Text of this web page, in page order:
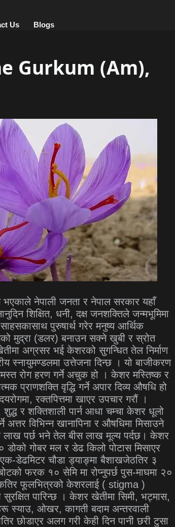
Us Blogs
Gurkum (Am),
नेपाली जनता र नेपाल सरकार यहाँ
शिक्षित, धनी, दक्ष जनशक्तिले जन्मभूमिमा
पुरुषार्थ गरेर मनुष्य आर्थिक
मुद्रा (डलर) बनाउन सक्ने खुबी र स्रोत
अग्रसर भई केशरको सुगन्धित तेल निर्माण
स्नायुमण्डलमा उत्तेजना दिन्छ । यो बाजीकरण
रोग हरण गर्ने अचुक हो । केशर मस्तिष्क र
प्राणशक्ति वृद्धि गर्ने अपार दिव्य औषधि हो
रक्तपित्तमा खाएर उपचार गरौं ।
शुद्ध र शक्तिशाली पार्न आधा चम्चा केशर धूलो
विभिन्न खानापिना र औषधिमा मिसाउने
पर्छ भने तेल बीस लाख मूल्य पर्दछ। केशर
गोबर मल र डेढ किलो पोटास मिसाएर
डेढमिटर चौडा ड्याङ्मा बैशाखजेठतिर ३
फरक १० सेमि मा रोप्नुपर्छ पुस-माघमा २०
फूलभित्रको केशरलाई ( stigma )
पारिन्छ । केशर खेतीमा सिमी, भट्मास,
स्याउ, ओखर, कागती बदाम अन्तरवाली
छोडाएर अलग गरी केही दिन पानी छरी टुसा